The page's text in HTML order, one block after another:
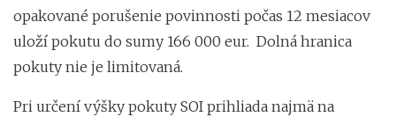
opakované porušenie povinnosti počas 12 mesiacov
uloží pokutu do sumy 166 000 eur. Dolná hranica
pokuty nie je limitovaná.
Pri určení výšky pokuty SOI prihliada najmä na